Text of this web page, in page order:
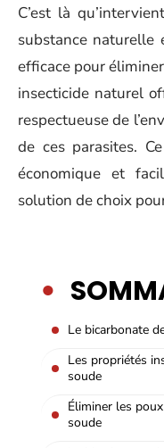
C’est là
substance naturelle
efficace pour
insecticide naturel
respectueuse de
de ces parasites.
économique et
solution de choix
Le bicarbonate
Les propriétés
soude
Éliminer les
soude